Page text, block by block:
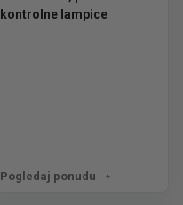
kontrolne lampice
Pogledaj ponudu